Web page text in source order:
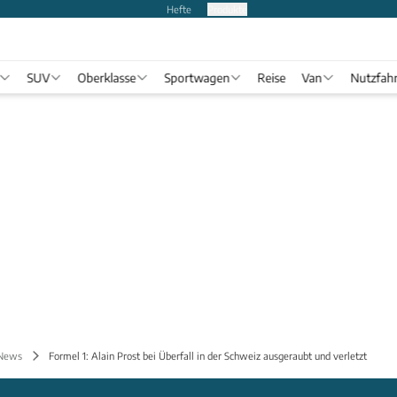
Hefte
SUV Oberklasse Sportwagen Reise Van
Formel 1: Alain Prost bei Überfall in der Schweiz ausgeraubt und verletzt